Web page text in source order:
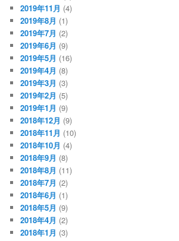
2019年11月 (4)
2019年8月 (1)
2019年7月 (2)
2019年6月 (9)
2019年5月 (16)
2019年4月 (8)
2019年3月 (3)
2019年2月 (5)
2019年1月 (9)
2018年12月 (9)
2018年11月 (10)
2018年10月 (4)
2018年9月 (8)
2018年8月 (11)
2018年7月 (2)
2018年6月 (1)
2018年5月 (9)
2018年4月 (2)
2018年1月 (3)